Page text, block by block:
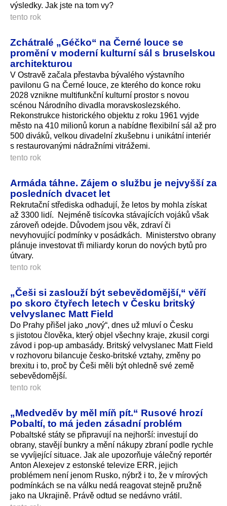
výsledky. Jak jste na tom vy?
tento rok
Zchátralé „Géčko“ na Černé louce se
promění v moderní kulturní sál s bruselskou
architekturou
V Ostravě začala přestavba bývalého výstavního
pavilonu G na Černé louce, ze kterého do konce roku
2028 vznikne multifunkční kulturní prostor s novou
scénou Národního divadla moravskoslezského.
Rekonstrukce historického objektu z roku 1961 vyjde
město na 410 milionů korun a nabídne flexibilní sál až pro
500 diváků, velkou divadelní zkušebnu i unikátní interiér
s restaurovanými nádražními vitrážemi.
tento rok
Armáda táhne. Zájem o službu je nejvyšší za
posledních dvacet let
Rekrutační střediska odhadují, že letos by mohla získat
až 3300 lidí. Nejméně tisícovka stávajících vojáků však
zároveň odejde. Důvodem jsou věk, zdraví či
nevyhovující podmínky v posádkách. Ministerstvo obrany
plánuje investovat tři miliardy korun do nových bytů pro
útvary.
tento rok
„Češi si zaslouží být sebevědomější,“ věří
po skoro čtyřech letech v Česku britský
velvyslanec Matt Field
Do Prahy přišel jako „nový“, dnes už mluví o Česku
s jistotou člověka, který objel všechny kraje, zkusil corgi
závod i pop-up ambasády. Britský velvyslanec Matt Field
v rozhovoru bilancuje česko-britské vztahy, změny po
brexitu i to, proč by Češi měli být ohledně své země
sebevědomější.
tento rok
„Medveděv by měl míň pít.“ Rusové hrozí
Pobaltí, to má jeden zásadní problém
Pobaltské státy se připravují na nejhorší: investují do
obrany, stavějí bunkry a mění nákupy zbraní podle rychle
se vyvíjející situace. Jak ale upozorňuje válečný reportér
Anton Alexejev z estonské televize ERR, jejich
problémem není jenom Rusko, nýbrž i to, že v mírových
podmínkách se na válku nedá reagovat stejně pružně
jako na Ukrajině. Právě odtud se nedávno vrátil.